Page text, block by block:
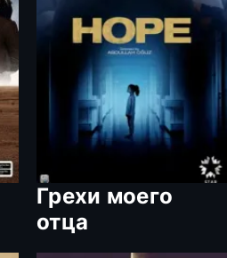
Грехи моего
отца